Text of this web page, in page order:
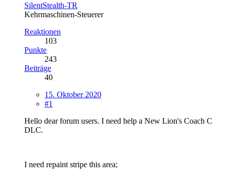
SilentStealth-TR
Kehrmaschinen-Steuerer
Reaktionen
103
Punkte
243
Beiträge
40
15. Oktober 2020
#1
Hello dear forum users. I need help a New Lion's Coach C
DLC.
I need repaint stripe this area;